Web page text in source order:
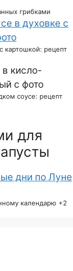
грибками
картошкой: рецепт
соусе: рецепт
для
календарю +2